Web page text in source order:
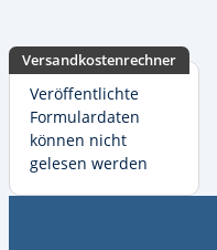
Versandkostenrechner
Veröffentlichte
Formulardaten
können nicht
gelesen werden